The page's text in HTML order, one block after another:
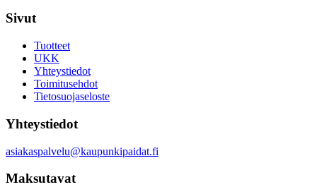
Sivut
Tuotteet
UKK
Yhteystiedot
Toimitusehdot
Tietosuojaseloste
Yhteystiedot
asiakaspalvelu@kaupunkipaidat.fi
Maksutavat